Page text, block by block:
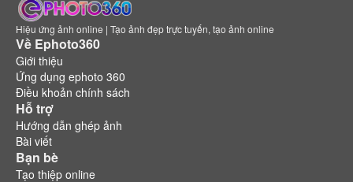
Hiệu ứng ảnh online | Tạo ảnh đẹp trực tuyến, tạo ảnh online
Về Ephoto360
Giới thiệu
Ứng dụng ephoto 360
Điều khoản chính sách
Hỗ trợ
Hướng dẫn ghép ảnh
Bài viết
Bạn bè
Tạo thiệp online